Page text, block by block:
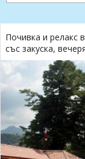
Почивка и
със закуска,